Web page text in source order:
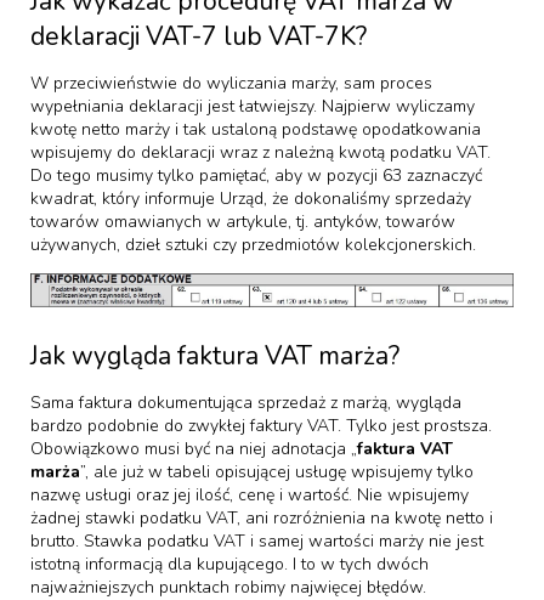
deklaracji VAT-7 lub VAT-7K?
W przeciwieństwie do wyliczania marży, sam proces
wypełniania deklaracji jest łatwiejszy. Najpierw wyliczamy
kwotę netto marży i tak ustaloną podstawę opodatkowania
wpisujemy do deklaracji wraz z należną kwotą podatku VAT.
Do tego musimy tylko pamiętać, aby w pozycji 63 zaznaczyć
kwadrat, który informuje Urząd, że dokonaliśmy sprzedaży
towarów omawianych w artykule, tj. antyków, towarów
używanych, dzieł sztuki czy przedmiotów kolekcjonerskich.
Jak wygląda faktura VAT marża?
Sama faktura dokumentująca sprzedaż z marżą, wygląda
bardzo podobnie do zwykłej faktury VAT. Tylko jest prostsza.
Obowiązkowo musi być na niej adnotacja „faktura VAT
marża”, ale już w tabeli opisującej usługę wpisujemy tylko
nazwę usługi oraz jej ilość, cenę i wartość. Nie wpisujemy
żadnej stawki podatku VAT, ani rozróżnienia na kwotę netto i
brutto. Stawka podatku VAT i samej wartości marży nie jest
istotną informacją dla kupującego. I to w tych dwóch
najważniejszych punktach robimy najwięcej błędów.